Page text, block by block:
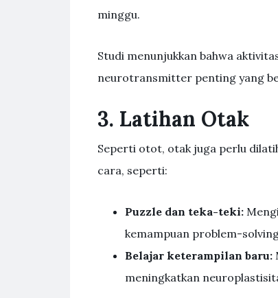
minggu.
Studi menunjukkan bahwa
neurotransmitter penting yang
3. Latihan Otak
Seperti otot, otak juga perlu
cara, seperti:
Puzzle dan teka-teki:
kemampuan problem-
Belajar keterampilan baru:
meningkatkan